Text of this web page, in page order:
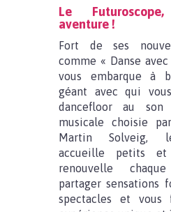
Le
aventure !
Fort de ses
comme « Danse
vous embarque à
géant avec qui
dancefloor au
musicale choisie
Martin Solveig,
accueille petits
renouvelle
partager sensations
spectacles et vous